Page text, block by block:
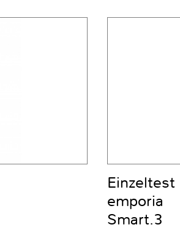
Einzeltest
emporia
Smart.3